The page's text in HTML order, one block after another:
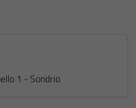
1 - Sondrio